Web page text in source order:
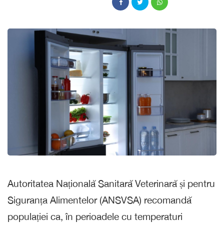
Autoritatea Națională Sanitară Veterinară și pentru
Siguranța Alimentelor (ANSVSA) recomandă
populației ca, în perioadele cu temperaturi